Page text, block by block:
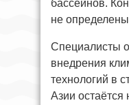
бассейнов.
не
Специалисты
внедрения
технологий в
Азии